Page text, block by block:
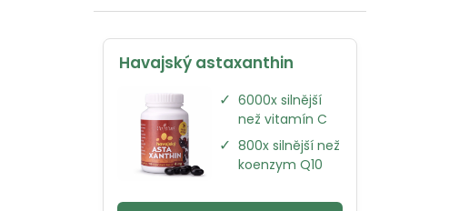
Havajský astaxanthin
✓ 6000x silnější
než vitamín C
✓ 800x silnější než
koenzym Q10